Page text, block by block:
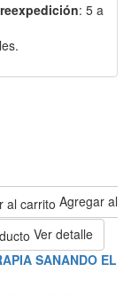
: 5 a
Agregar al
Ver detalle
SANANDO EL